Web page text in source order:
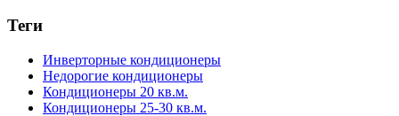
Теги
Инверторные кондиционеры
Недорогие кондиционеры
Кондиционеры 20 кв.м.
Кондиционеры 25-30 кв.м.